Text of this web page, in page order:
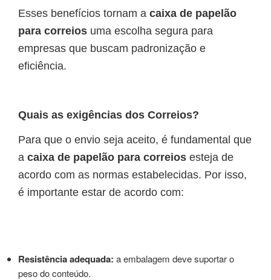
Esses benefícios tornam a caixa de papelão
para correios uma escolha segura para
empresas que buscam padronização e
eficiência.
Quais as exigências dos Correios?
Para que o envio seja aceito, é fundamental que
a caixa de papelão para correios esteja de
acordo com as normas estabelecidas. Por isso,
é importante estar de acordo com:
Resistência adequada: a embalagem deve suportar o
peso do conteúdo.